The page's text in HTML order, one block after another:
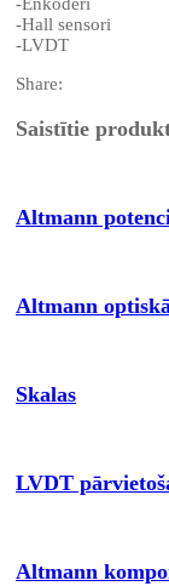
-Hall sensori
-LVDT
Share:
Saistītie
Altmann
Altmann
Skalas
LVDT
Altmann